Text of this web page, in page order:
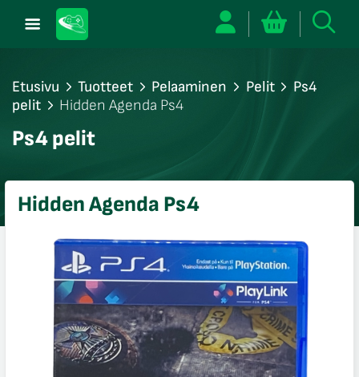
Etusivu Tuotteet Pelaaminen Pelit
Ps4
pelit
Hidden Agenda Ps4
Ps4 pelit
Hidden Agenda Ps4
sulje
sulje